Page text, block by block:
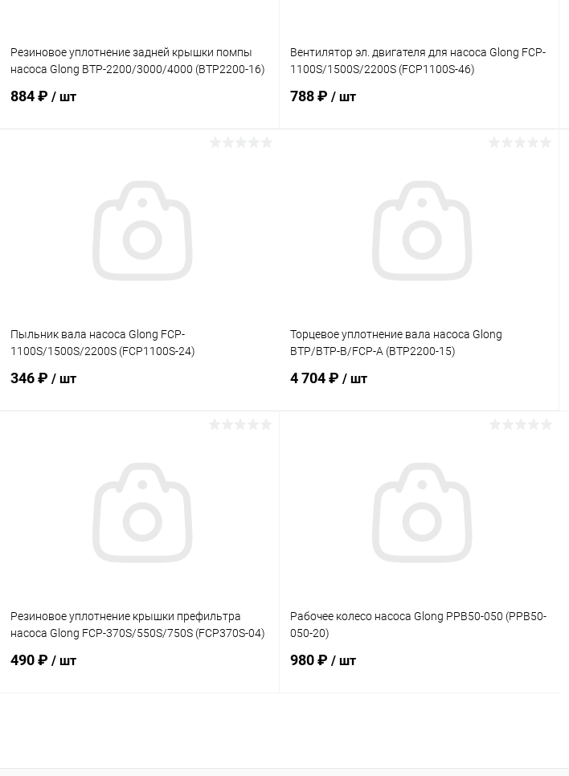
Резиновое уплотнение задней крышки помпы
насоса Glong BTP-2200/3000/4000 (BTP2200-16)
884 ₽ / шт
Вентилятор эл. двигателя для насоса Glong FCP-
1100S/1500S/2200S (FCP1100S-46)
788 ₽ / шт
Пыльник вала насоса Glong FCP-
1100S/1500S/2200S (FCP1100S-24)
346 ₽ / шт
Торцевое уплотнение вала насоса Glong
BTP/BTP-B/FCP-A (BTP2200-15)
4 704 ₽ / шт
Резиновое уплотнение крышки префильтра
насоса Glong FCP-370S/550S/750S (FCP370S-04)
490 ₽ / шт
В избранное
Рабочее колесо насоса Glong PPB50-050 (PPB50-
050-20)
980 ₽ / шт
В избранное